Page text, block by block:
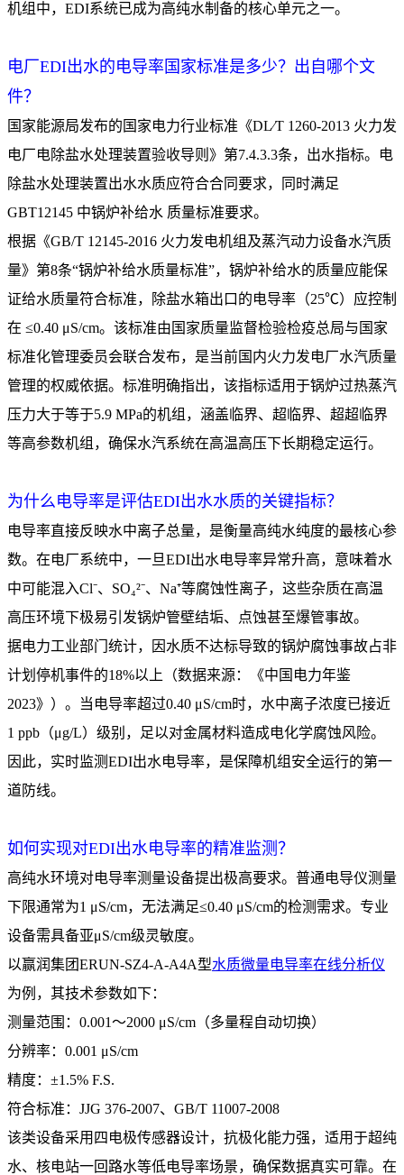
机组中，EDI系统已成为高纯水制备的核心单元之一。
电厂EDI出水的电导率国家标准是多少？出自哪个文
件？
国家能源局发布的国家电力行业标准《DL∕T 1260-2013 火力发
电厂电除盐水处理装置验收导则》第7.4.3.3条，出水指标。电
除盐水处理装置出水水质应符合合同要求，同时满足
GBT12145 中锅炉补给水 质量标准要求。
根据《GB/T 12145-2016 火力发电机组及蒸汽动力设备水汽质
量》第8条“锅炉补给水质量标准”，锅炉补给水的质量应能保
证给水质量符合标准，除盐水箱出口的电导率（25℃）应控制
在 ≤0.40 μS/cm。该标准由国家质量监督检验检疫总局与国家
标准化管理委员会联合发布，是当前国内火力发电厂水汽质量
管理的权威依据。标准明确指出，该指标适用于锅炉过热蒸汽
压力大于等于5.9 MPa的机组，涵盖临界、超临界、超超临界
等高参数机组，确保水汽系统在高温高压下长期稳定运行。
为什么电导率是评估EDI出水水质的关键指标？
电导率直接反映水中离子总量，是衡量高纯水纯度的最核心参
数。在电厂系统中，一旦EDI出水电导率异常升高，意味着水
中可能混入Cl⁻、SO₄²⁻、Na⁺等腐蚀性离子，这些杂质在高温
高压环境下极易引发锅炉管壁结垢、点蚀甚至爆管事故。
据电力工业部门统计，因水质不达标导致的锅炉腐蚀事故占非
计划停机事件的18%以上（数据来源：《中国电力年鉴
2023》）。当电导率超过0.40 μS/cm时，水中离子浓度已接近
1 ppb（μg/L）级别，足以对金属材料造成电化学腐蚀风险。
因此，实时监测EDI出水电导率，是保障机组安全运行的第一
道防线。
如何实现对EDI出水电导率的精准监测？
高纯水环境对电导率测量设备提出极高要求。普通电导仪测量
下限通常为1 μS/cm，无法满足≤0.40 μS/cm的检测需求。专业
设备需具备亚μS/cm级灵敏度。
以赢润集团ERUN-SZ4-A-A4A型水质微量电导率在线分析仪
为例，其技术参数如下：
测量范围：0.001～2000 μS/cm（多量程自动切换）
分辨率：0.001 μS/cm
精度：±1.5% F.S.
符合标准：JJG 376-2007、GB/T 11007-2008
该类设备采用四电极传感器设计，抗极化能力强，适用于超纯
水、核电站一回路水等低电导率场景，确保数据真实可靠。在